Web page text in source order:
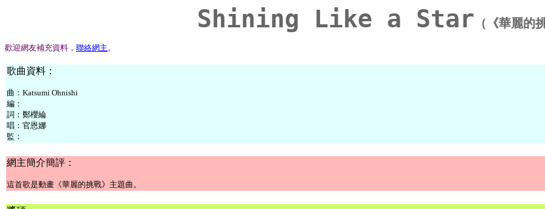
Shining Like a Star （《華麗的
歡迎網友補充資料， 聯絡網主。
歌曲資料：
曲： Katsumi Ohnishi
編：
詞： 鄭櫻綸
唱： 官恩娜
監：
網主簡介簡評：
這首歌是動畫《華麗的挑戰》 主題曲。